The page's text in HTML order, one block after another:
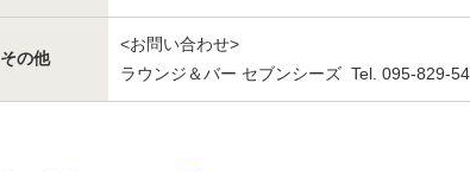
その他
<お問い合わせ>
ラウンジ＆バー セブンシーズ Tel. 095-829-